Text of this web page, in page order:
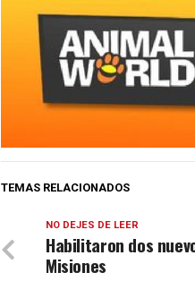
TEMAS RELACIONADOS
NO DEJES DE LEER
Habilitaron dos
Misiones